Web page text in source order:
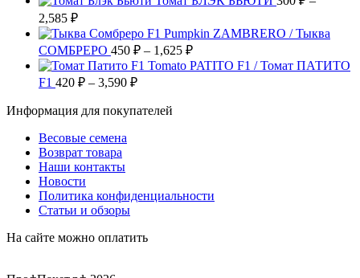
товара.
странице
товара.
2,585 ₽Диапазон
цен:
300 ₽
–
2,585 ₽
Pumpkin ZAMBRERO / Тыква
СОМБРЕРО 450 ₽ – 1,625 ₽Диапазон
цен:
Tomato PATITO F1 / Томат ПАТИТО
F1 420 ₽ – 3,590 ₽Диапазон
420 ₽
Информация для покупателей
Весовые семена
Возврат товара
Наши контакты
Новости
Политика конфиденциальности
Статьи и обзоры
На сайте можно оплатить